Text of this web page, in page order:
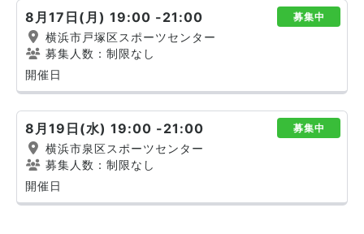
8月17日(月) 19:00 -21:00 募集中
横浜市戸塚区スポーツセンター
募集人数：制限なし
開催日
8月19日(水) 19:00 -21:00 募集中
横浜市泉区スポーツセンター
募集人数：制限なし
開催日